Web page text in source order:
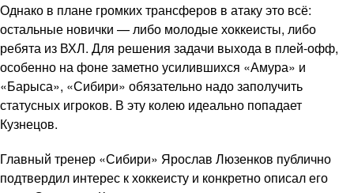
Однако в плане громких трансферов в атаку это всё:
остальные новички — либо молодые хоккеисты, либо
ребята из ВХЛ. Для решения задачи выхода в плей-офф,
особенно на фоне заметно усилившихся «Амура» и
«Барыса», «Сибири» обязательно надо заполучить
статусных игроков. В эту колею идеально попадает
Кузнецов.
Главный тренер «Сибири» Ярослав Люзенков публично
подтвердил интерес к хоккеисту и конкретно описал его